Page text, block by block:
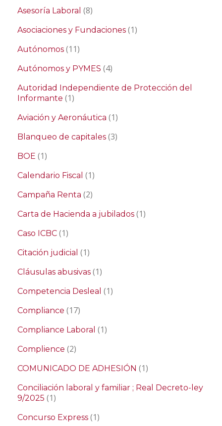
Asesoría Laboral (8)
Asociaciones y Fundaciones (1)
Autónomos (11)
Autónomos y PYMES (4)
Autoridad Independiente de Protección del
Informante (1)
Aviación y Aeronáutica (1)
Blanqueo de capitales (3)
BOE (1)
Calendario Fiscal (1)
Campaña Renta (2)
Carta de Hacienda a jubilados (1)
Caso ICBC (1)
Citación judicial (1)
Cláusulas abusivas (1)
Competencia Desleal (1)
Compliance (17)
Compliance Laboral (1)
Complience (2)
COMUNICADO DE ADHESIÓN (1)
Conciliación laboral y familiar ; Real Decreto-ley
9/2025 (1)
Concurso Express (1)